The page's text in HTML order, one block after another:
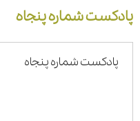
پادکست شماره پنجاه
پادکست شماره پنجاه